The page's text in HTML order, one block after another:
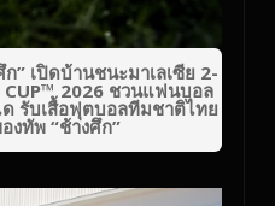
” เปิดบ้านชนะมาเลเซีย 2-
CUP™ 2026 ชวนแฟนบอล
รับเสื้อฟุตบอลทีมชาติไทย
งทัพ “ช้างศึก”